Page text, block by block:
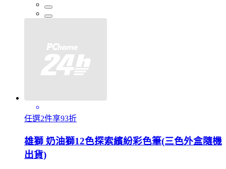
任選2件享93折
雄獅 奶油獅12色探索繽紛彩色筆(三色外盒隨機
出貨)